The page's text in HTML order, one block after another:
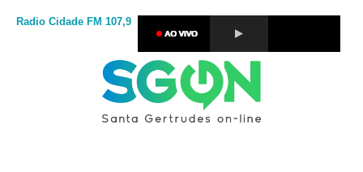
Radio Cidade FM 107,9